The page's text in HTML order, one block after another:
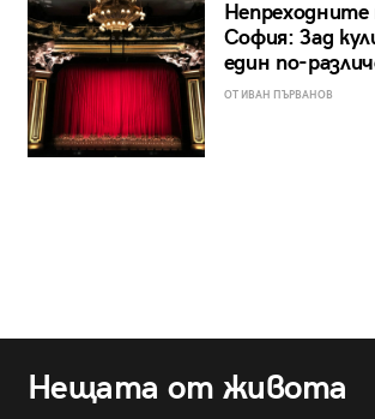
София: Зад
един по-
ОТ ИВАН ПЪРВАНОВ
Нещата от живота